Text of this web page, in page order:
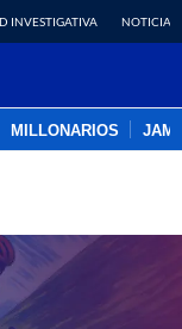
INVESTIGATIVA NOTICIAS
MILLONARIOS